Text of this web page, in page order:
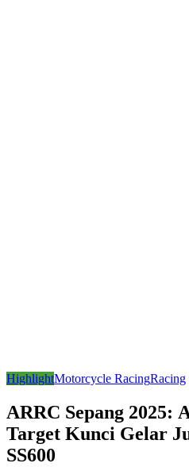
HighlightMotorcycle RacingRacing
ARRC Sepang 2025:
Target Kunci Gelar
SS600